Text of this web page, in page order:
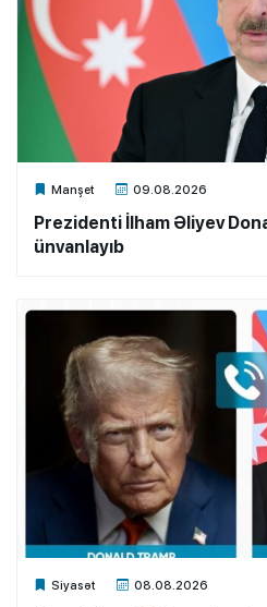
Manşet 09.08.2026
Xalq.Online
Prezidenti İlham Əliyev
ünvanlayıb
Siyasət 08.08.2026
Xalq.Online